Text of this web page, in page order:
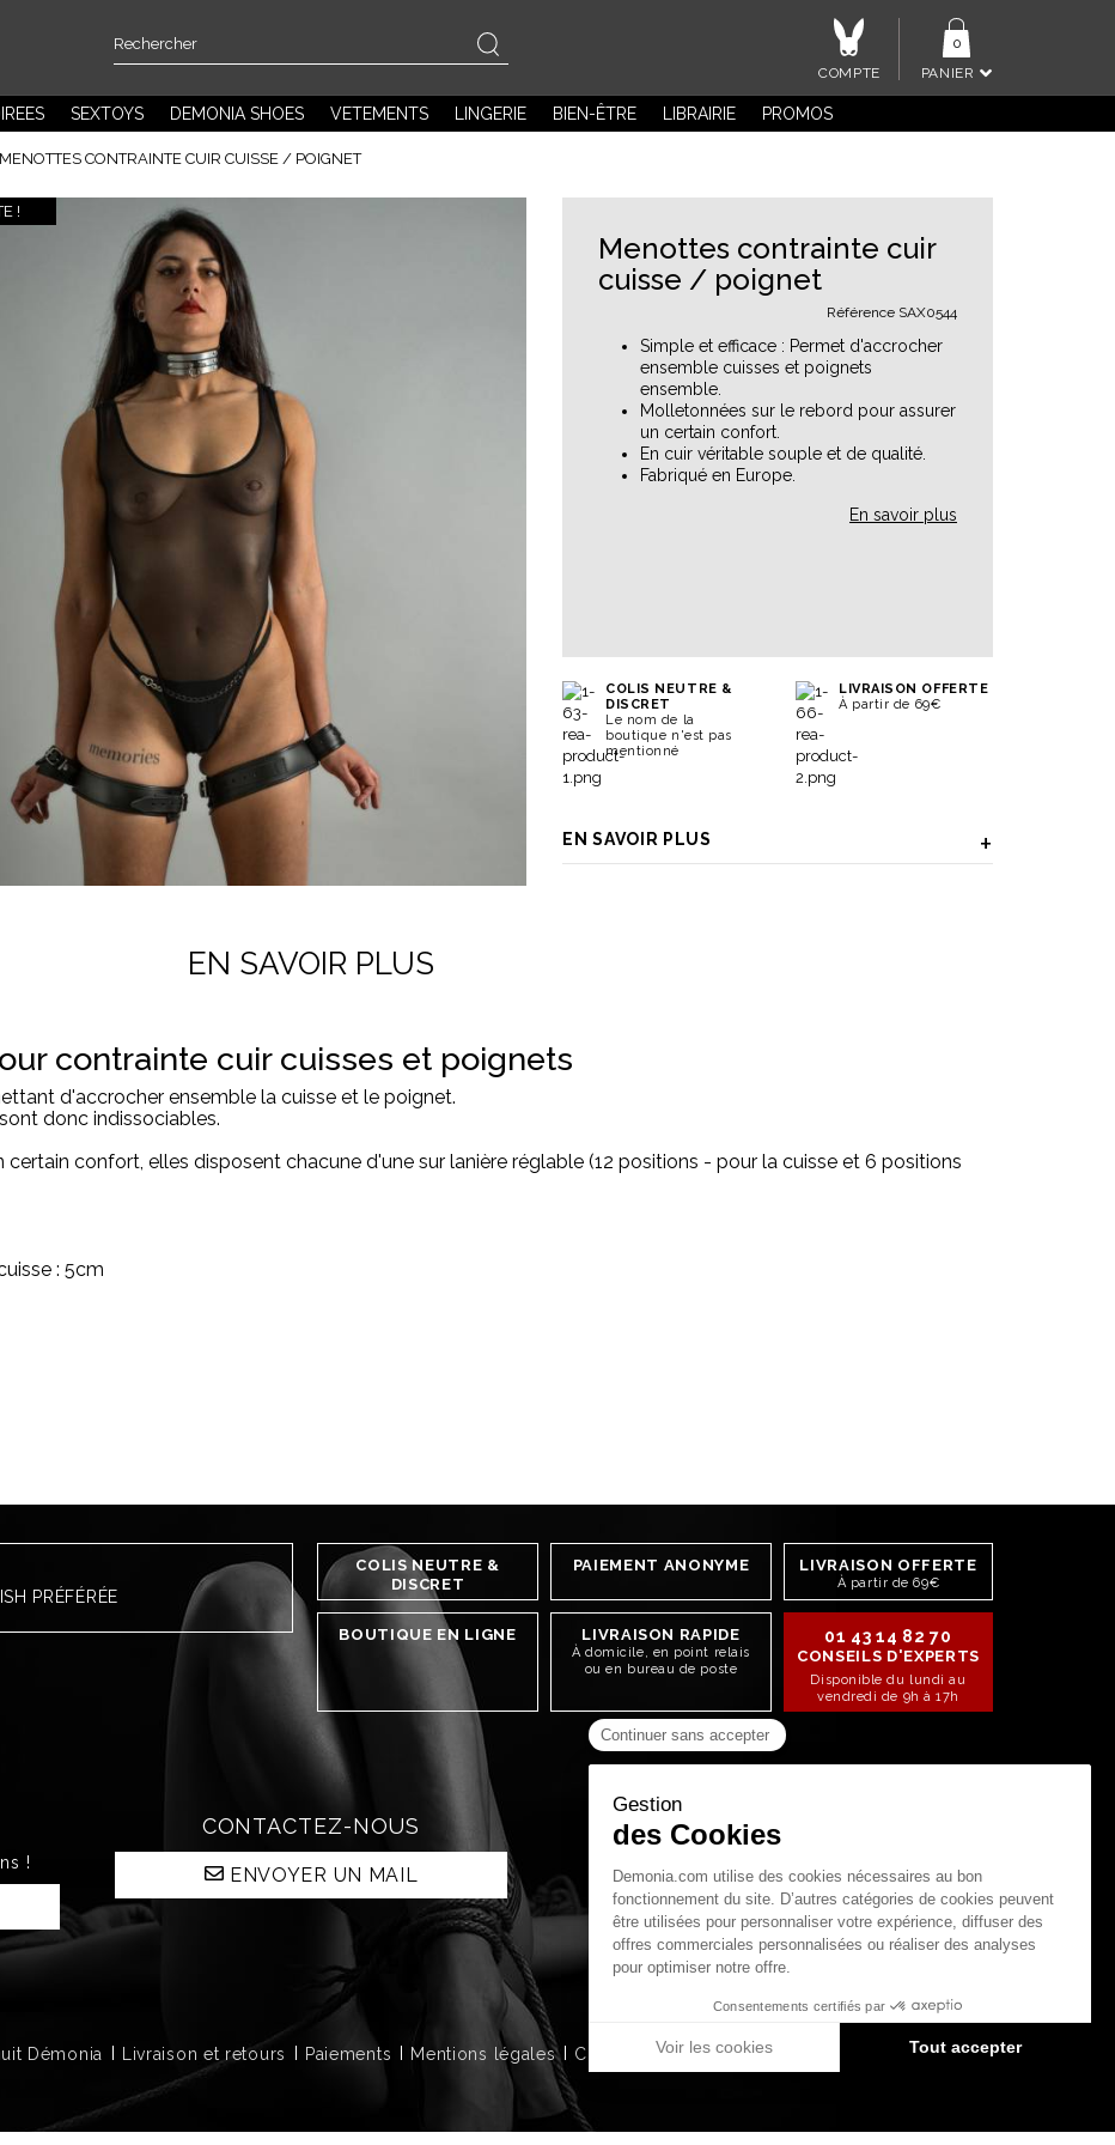
PANIER
0
COMPTE
SEXTOYS DEMONIA SHOES VETEMENTS LINGERIE BIEN-ÊTRE LIBRAIRIE PROMOS
MENOTTES CONTRAINTE CUIR CUISSE / POIGNET
!
Menottes contrainte cuir
cuisse / poignet
Référence SAX0544
Simple et efficace : Permet d'accrocher
ensemble cuisses et poignets
ensemble.
Molletonnées sur le rebord pour assurer
un certain confort.
En cuir véritable souple et de qualité.
Fabriqué en Europe.
En savoir plus
COLIS NEUTRE &
DISCRET
Le nom de la
boutique n'est pas
mentionné
LIVRAISON OFFERTE
À partir de 69€
EN SAVOIR PLUS
EN SAVOIR PLUS
contrainte cuir cuisses et poignets
d'accrocher ensemble la cuisse et le poignet.
donc indissociables.
confort, elles disposent chacune d'une sur lanière réglable (12 positions - pour la cuisse et 6 positions
: 5cm
PRÉFÉRÉE
COLIS NEUTRE &
DISCRET
PAIEMENT ANONYME LIVRAISON OFFERTE
À partir de 69€
BOUTIQUE EN LIGNE LIVRAISON RAPIDE
À domicile, en point relais
ou en bureau de poste
01 43 14 82 70
CONSEILS D'EXPERTS
Disponible du lundi au
vendredi de 9h à 17h
!
CONTACTEZ-NOUS
ENVOYER UN MAIL
RESTONS CONNECTÉS !
Démonia Livraison et retours Paiements Mentions légales C.G.V. Protection des données personnelles